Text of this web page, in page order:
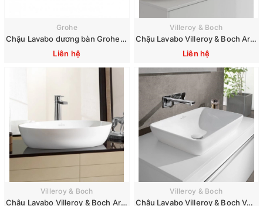
Grohe
Chậu Lavabo dương bàn Grohe Essence 3960800h
Liên hệ
Villeroy & Boch
Chậu Lavabo Villeroy & Boch Artis 419861
Liên hệ
Villeroy & Boch
Chậu Lavabo Villeroy & Boch Artis 41986101
Villeroy & Boch
Chậu Lavabo Villeroy & Boch Venticello 411355R1